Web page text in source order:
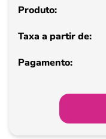
de
Pagamento